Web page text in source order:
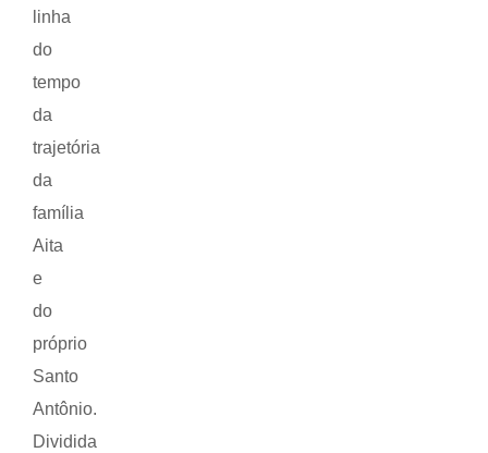
linha
do
tempo
da
trajetória
da
família
Aita
e
do
próprio
Santo
Antônio.
Dividida